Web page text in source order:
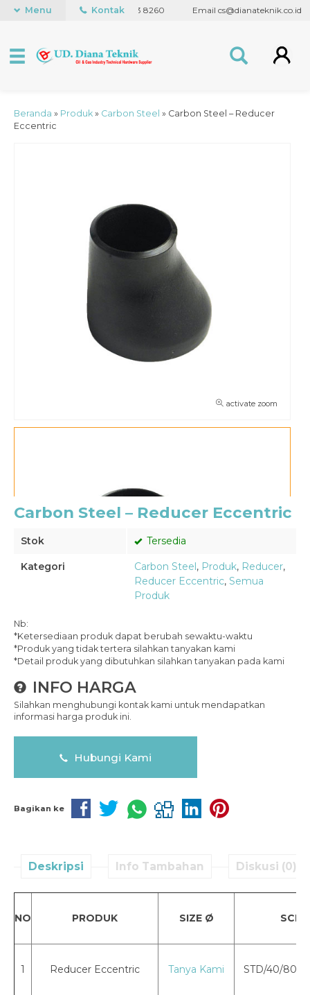
WhatsApp +62 838 7173 8260 Email cs@dianateknik.co.id
Menu Kontak
Beranda » Produk » Carbon Steel » Carbon Steel – Reducer
Eccentric
activate zoom
Carbon Steel – Reducer Eccentric
Stok Tersedia
Kategori Carbon Steel, Produk, Reducer,
Reducer Eccentric, Semua
Produk
Nb:
*Ketersediaan produk dapat berubah sewaktu-waktu
*Produk yang tidak tertera silahkan tanyakan kami
*Detail produk yang dibutuhkan silahkan tanyakan pada kami
INFO HARGA
Silahkan menghubungi kontak kami untuk mendapatkan
informasi harga produk ini.
Hubungi Kami
Bagikan ke
Deskripsi Info Tambahan Diskusi (0)
NO PRODUK SIZE Ø SCH
1 Reducer Eccentric Tanya Kami STD/40/80/